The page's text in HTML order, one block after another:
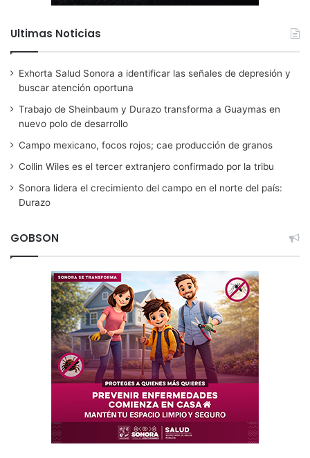
Ultimas Noticias
Exhorta Salud Sonora a identificar las señales de depresión y
buscar atención oportuna
Trabajo de Sheinbaum y Durazo transforma a Guaymas en
nuevo polo de desarrollo
Campo mexicano, focos rojos; cae producción de granos
Collin Wiles es el tercer extranjero confirmado por la tribu
Sonora lidera el crecimiento del campo en el norte del país:
Durazo
GOBSON